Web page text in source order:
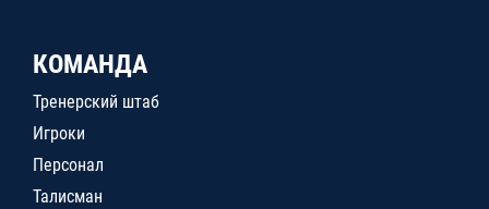
КОМАНДА
Тренерский штаб
Игроки
Персонал
Талисман